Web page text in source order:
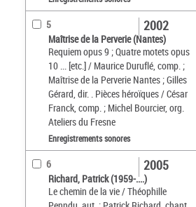
5
Maîtrise de la Perverie (Nantes)
Requiem opus 9 ; Quatre motets opus
10 ... [etc.] / Maurice Duruflé, comp. ;
Maîtrise de la Perverie Nantes ; Gilles
Gérard, dir. . Pièces héroïques / César
Franck, comp. ; Michel Bourcier, org.
Ateliers du Fresne
2002
Enregistrements sonores
6
Richard, Patrick (1959-....)
Le chemin de la vie / Théophille
2005